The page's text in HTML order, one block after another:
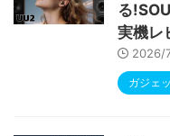
る
実機レ
2026/
ガジェ